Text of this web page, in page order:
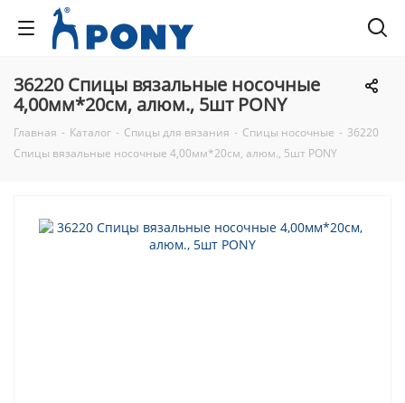
36220 Спицы вязальные носочные
4,00мм*20см, алюм., 5шт PONY
Главная - Каталог - Спицы для вязания - Спицы носочные - 36220
Спицы вязальные носочные 4,00мм*20см, алюм., 5шт PONY